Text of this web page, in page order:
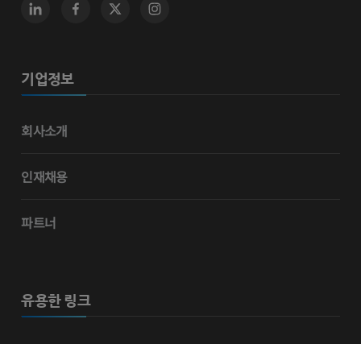
기업정보
회사소개
인재채용
파트너
유용한 링크